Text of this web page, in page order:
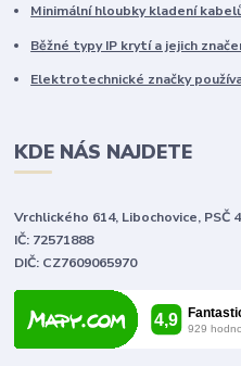
Minimální hloubky kladení
Běžné typy IP krytí a jejich
Elektrotechnické značky
KDE NÁS NAJDETE
Vrchlického 614, Libochovice, PSČ
IČ: 72571888
DIČ: CZ7609065970